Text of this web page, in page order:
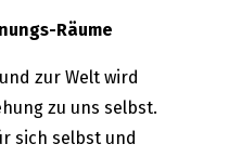
Räume
zur Welt wird
zu uns selbst.
sich selbst und